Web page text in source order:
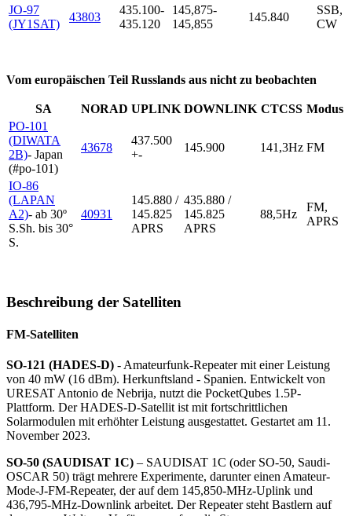
JO-97
(JY1SAT)
43803
435.100-
435.120
145,875-
145,855
145.840
SSB,
CW
Vom europäischen Teil Russlands aus nicht zu beobachten
SA NORAD UPLINK DOWNLINK CTCSS Modus
PO-101
(DIWATA
2B)- Japan
(#po-101)
43678
437.500
+-
145.900 141,3Hz FM
IO-86
(LAPAN
A2)- ab 30º
S.Sh. bis 30°
S.
40931
145.880 /
145.825
APRS
435.880 /
145.825
APRS
88,5Hz
FM,
APRS
Beschreibung der Satelliten
FM-Satelliten
SO-121 (HADES-D) - Amateurfunk-Repeater mit einer Leistung
von 40 mW (16 dBm). Herkunftsland - Spanien. Entwickelt von
URESAT Antonio de Nebrija, nutzt die PocketQubes 1.5P-
Plattform. Der HADES-D-Satellit ist mit fortschrittlichen
Solarmodulen mit erhöhter Leistung ausgestattet. Gestartet am 11.
November 2023.
SO-50 (SAUDISAT 1C) – SAUDISAT 1C (oder SO-50, Saudi-
OSCAR 50) trägt mehrere Experimente, darunter einen Amateur-
Mode-J-FM-Repeater, der auf dem 145,850-MHz-Uplink und
436,795-MHz-Downlink arbeitet. Der Repeater steht Bastlern auf